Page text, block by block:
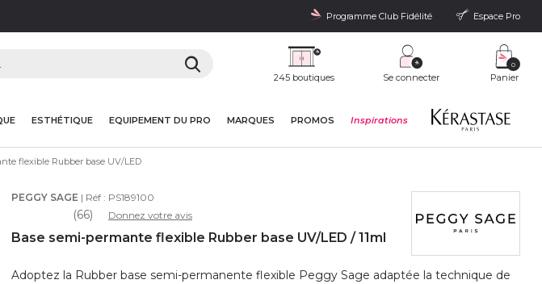
Programme Club Fidélité Espace Pro
245 boutiques Se connecter Panier
0
ESTHÉTIQUE EQUIPEMENT DU PRO MARQUES PROMOS Inspirations
flexible Rubber base UV/LED
PEGGY SAGE | Réf : PS189100
(66) Donnez votre avis
Base semi-permante flexible Rubber base UV/LED / 11ml
Adoptez la Rubber base semi-permanente flexible Peggy Sage adaptée la technique de